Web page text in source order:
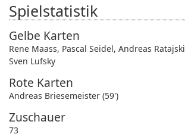
Spielstatistik
Gelbe Karten
Rene Maass, Pascal Seidel, Andreas Ratajski
Sven Lufsky
Rote Karten
Andreas Briesemeister (59')
Zuschauer
73